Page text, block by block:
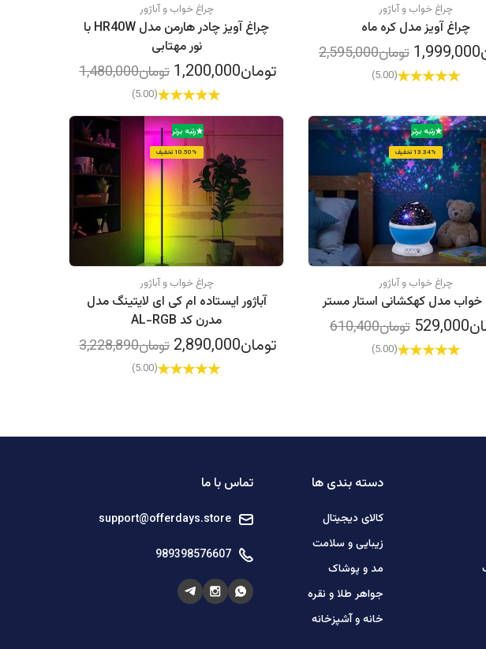
چراغ خواب و آباژور
چراغ آویز مدل کره ماه
تومان2,595,000
(5.00)
چراغ خواب و آباژور
چراغ آویز چادر هارمن مدل HR40W با
نور مهتابی
تومان1,200,000 تومان1,480,000
(5.00)
رتبه برتر
13.34% تخفیف
چراغ خواب و آباژور
خواب مدل کهکشانی استار مستر
تومان610,400
(5.00)
رتبه برتر
10.50% تخفیف
چراغ خواب و آباژور
آباژور ایستاده ام کی ای لایتینگ مدل
مدرن کد AL-RGB
تومان2,890,000 تومان3,228,890
(5.00)
دسته بندی ها
کالای دیجیتال
زیبایی و سلامت
مد و پوشاک
جواهر طلا و نقره
خانه و آشپزخانه
تماس با ما
support@offerdays.store
989398576607